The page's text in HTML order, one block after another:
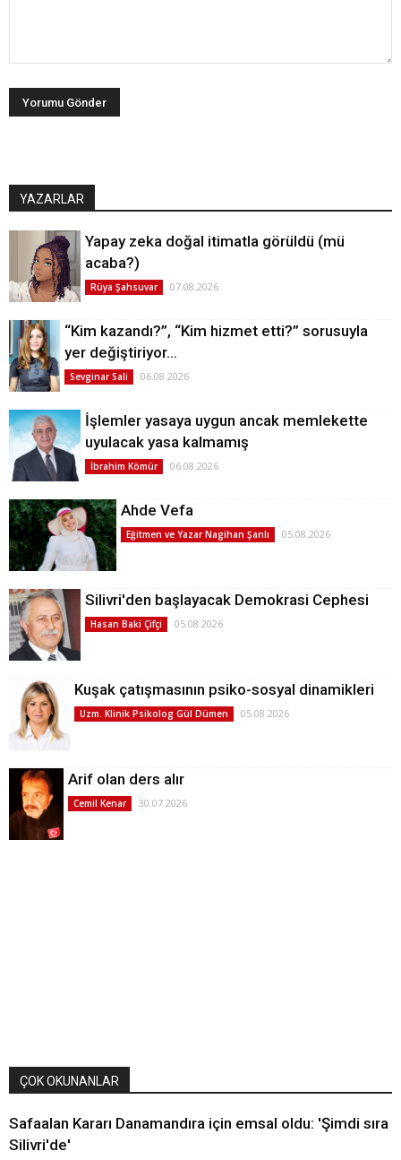
YAZARLAR
Yapay zeka doğal itimatla görüldü (mü
acaba?)
Rüya Şahsuvar 07.08.2026
“Kim kazandı?”, “Kim hizmet etti?” sorusuyla
yer değiştiriyor…
Sevginar Sali 06.08.2026
İşlemler yasaya uygun ancak memlekette
uyulacak yasa kalmamış
İbrahim Kömür 06.08.2026
Ahde Vefa
Eğitmen ve Yazar Nagihan Şanlı 05.08.2026
Silivri'den başlayacak Demokrasi Cephesi
Hasan Baki Çifçi 05.08.2026
Kuşak çatışmasının psiko-sosyal dinamikleri
Uzm. Klinik Psikolog Gül Dümen 05.08.2026
Arif olan ders alır
Cemil Kenar 30.07.2026
ÇOK OKUNANLAR
Safaalan Kararı Danamandıra için emsal oldu: 'Şimdi sıra
Silivri'de'